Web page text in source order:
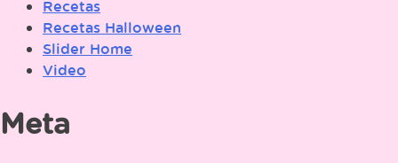
Recetas
Recetas Halloween
Slider Home
Video
Meta